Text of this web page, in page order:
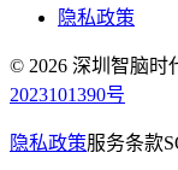
隐私政策
© 2026 深圳智脑
2023101390号
隐私政策服务条款